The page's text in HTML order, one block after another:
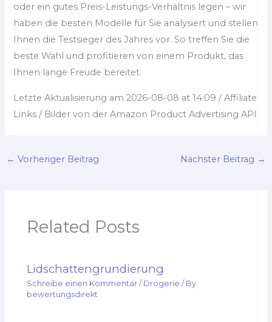
oder ein gutes Preis-Leistungs-Verhältnis legen – wir
haben die besten Modelle für Sie analysiert und stellen
Ihnen die Testsieger des Jahres vor. So treffen Sie die
beste Wahl und profitieren von einem Produkt, das
Ihnen lange Freude bereitet.
Letzte Aktualisierung am 2026-08-08 at 14:09 / Affiliate
Links / Bilder von der Amazon Product Advertising API
← Vorheriger Beitrag Nächster Beitrag →
Related Posts
Lidschattengrundierung
Schreibe einen Kommentar / Drogerie / By
bewertungsdirekt